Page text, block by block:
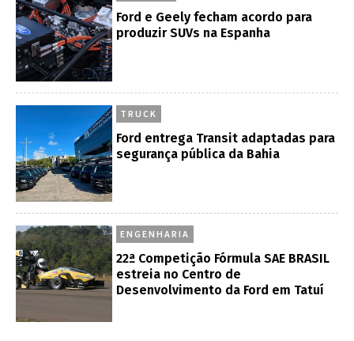
Ford e Geely fecham acordo para
produzir SUVs na Espanha
TRUCK
Ford entrega Transit adaptadas para
segurança pública da Bahia
ENGENHARIA
22ª Competição Fórmula SAE BRASIL
estreia no Centro de
Desenvolvimento da Ford em Tatuí